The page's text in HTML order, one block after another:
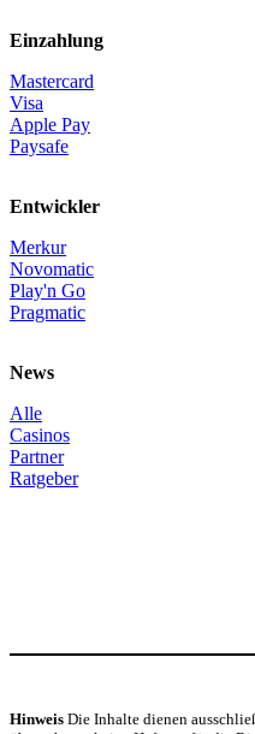
Einzahlung
Mastercard
Visa
Apple Pay
Paysafe
Entwickler
Merkur
Novomatic
Play'n Go
Pragmatic
News
Alle
Casinos
Partner
Ratgeber
Hinweis Die Inhalte dienen